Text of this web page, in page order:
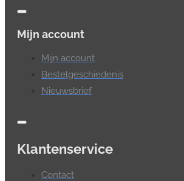
Mijn account
Mijn account
Bestelgeschiedenis
Nieuwsbrief
Klantenservice
Contact